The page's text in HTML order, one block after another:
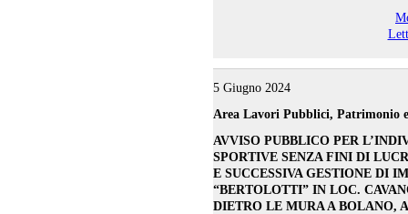
5 Giugno 2024
Area Lavori Pubblici, Patrimonio
AVVISO PUBBLICO PER
SPORTIVE SENZA FINI DI
E SUCCESSIVA GESTIONE DI
“BERTOLOTTI” IN LOC.
DIETRO LE MURA A BOLANO,